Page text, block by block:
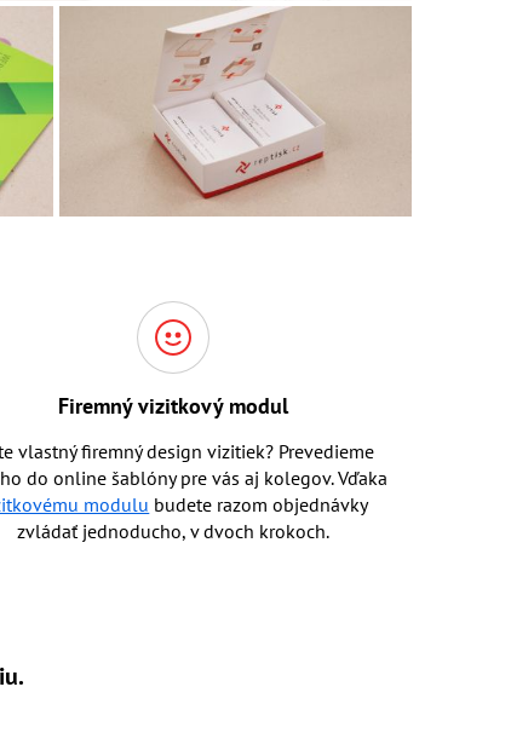
Firemný vizitkový modul
vlastný firemný design vizitiek? Prevedieme
do online šablóny pre vás aj kolegov. Vďaka
modulu budete razom objednávky
zvládať jednoducho, v dvoch krokoch.